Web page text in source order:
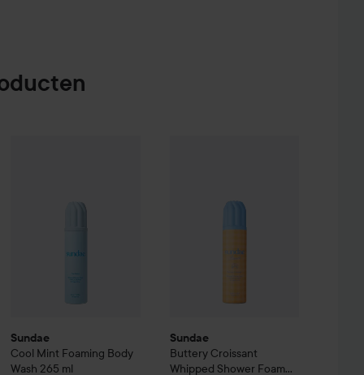
Sundae
Cool Mint Foaming Body
Wash 265 ml
Sundae
Buttery Croissant
Whipped Shower Foam